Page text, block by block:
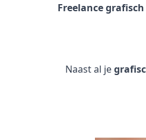
Freelance
Naast al je